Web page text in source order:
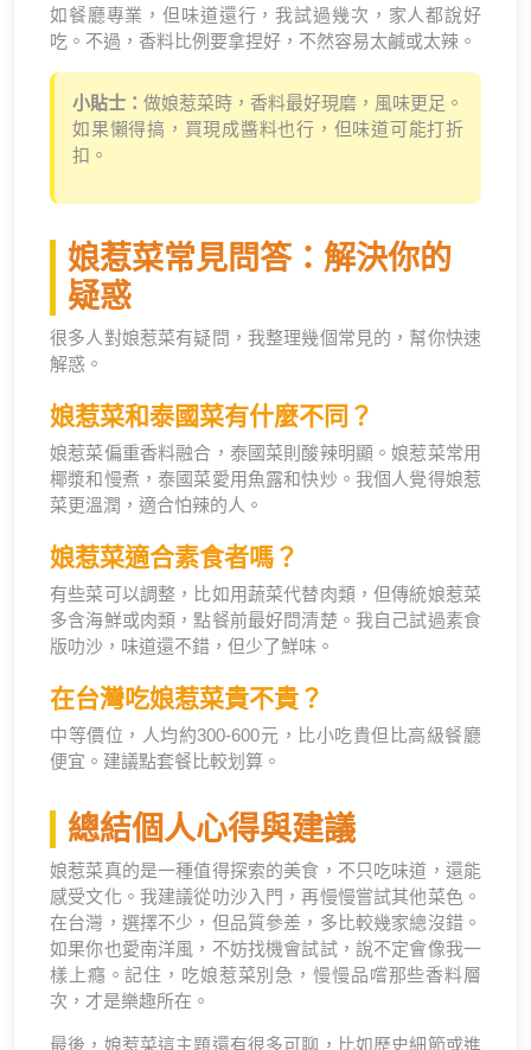
如餐廳專業，但味道還行，我試過幾次，家人都說好
吃。不過，香料比例要拿捏好，不然容易太鹹或太辣。
小貼士： 做娘惹菜時，香料最好現磨，風味更足。
如果懶得搞，買現成醬料也行，但味道可能打折
扣。
娘惹菜常見問答：解決你的
疑惑
很多人對娘惹菜有疑問，我整理幾個常見的，幫你快速
解惑。
娘惹菜和泰國菜有什麼不同？
娘惹菜偏重香料融合，泰國菜則酸辣明顯。娘惹菜常用
椰漿和慢煮，泰國菜愛用魚露和快炒。我個人覺得娘惹
菜更溫潤，適合怕辣的人。
娘惹菜適合素食者嗎？
有些菜可以調整，比如用蔬菜代替肉類，但傳統娘惹菜
多含海鮮或肉類，點餐前最好問清楚。我自己試過素食
版叻沙，味道還不錯，但少了鮮味。
在台灣吃娘惹菜貴不貴？
中等價位，人均約300-600元，比小吃貴但比高級餐廳
便宜。建議點套餐比較划算。
總結個人心得與建議
娘惹菜真的是一種值得探索的美食，不只吃味道，還能
感受文化。我建議從叻沙入門，再慢慢嘗試其他菜色。
在台灣，選擇不少，但品質參差，多比較幾家總沒錯。
如果你也愛南洋風，不妨找機會試試，說不定會像我一
樣上癮。記住，吃娘惹菜別急，慢慢品嚐那些香料層
次，才是樂趣所在。
最後，娘惹菜這主題還有很多可聊，比如歷史細節或進